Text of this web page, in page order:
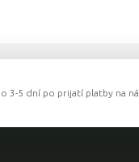
3-5 dní po prijatí platby na